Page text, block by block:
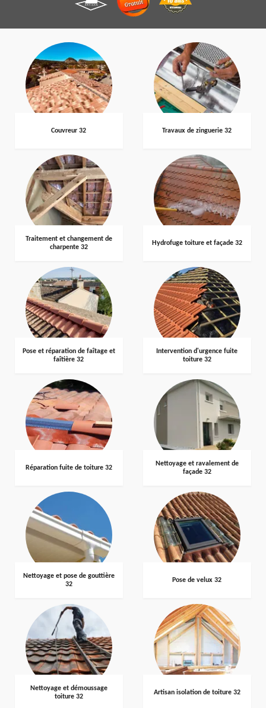
Couvreur 32 Travaux de zinguerie 32
Traitement et changement de
charpente 32
Hydrofuge toiture et façade 32
Pose et réparation de faîtage et
faîtière 32
Intervention d'urgence fuite
toiture 32
Réparation fuite de toiture 32
Nettoyage et ravalement de
façade 32
Nettoyage et pose de gouttière
32
Pose de velux 32
Nettoyage et démoussage
toiture 32
Artisan isolation de toiture 32